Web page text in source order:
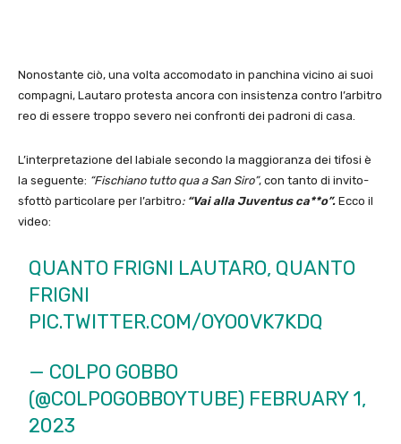
Nonostante ciò, una volta accomodato in panchina vicino ai suoi
compagni, Lautaro protesta ancora con insistenza contro l’arbitro
reo di essere troppo severo nei confronti dei padroni di casa.
L’interpretazione del labiale secondo la maggioranza dei tifosi è
la seguente: “Fischiano tutto qua a San Siro”, con tanto di invito-
sfottò particolare per l’arbitro: “Vai alla Juventus ca**o”. Ecco il
video:
QUANTO FRIGNI LAUTARO, QUANTO
FRIGNI
PIC.TWITTER.COM/OYO0VK7KDQ
— COLPO GOBBO
(@COLPOGOBBOYTUBE) FEBRUARY 1,
2023